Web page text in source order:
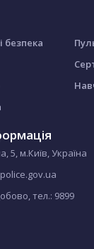
безпека
5, м.Київ, Україна
тел.: 9899